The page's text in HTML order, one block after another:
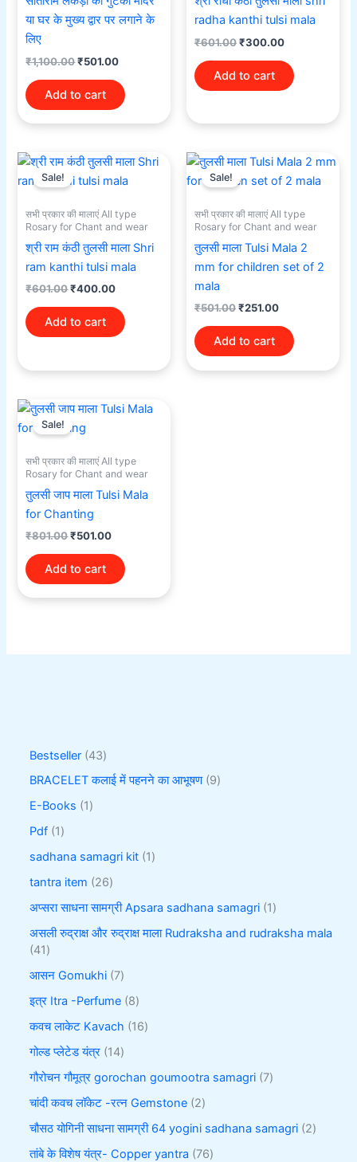
या घर के मुख्य द्वार पर लगाने के
लिए
₹1,100.00₹501.00
Add to cart
radha kanthi tulsi mala
₹601.00₹300.00
Add to cart
Sale!
सभी प्रकार की मालाएं All type
Rosary for Chant and wear
श्री राम कंठी तुलसी माला Shri
ram kanthi tulsi mala
₹601.00
Original
price
was:
₹400.00
Current
is:
Add to cart
Sale!
सभी प्रकार की मालाएं All type
Rosary for Chant and wear
तुलसी माला Tulsi Mala 2
mm for children set of 2
mala
₹501.00
Original
was:
₹251.00
Current
is:
Add to cart
Sale!
सभी प्रकार की मालाएं All type
Rosary for Chant and wear
तुलसी जाप माला Tulsi Mala
for Chanting
₹801.00
Original
was:
₹501.00
Current
Add to cart
Bestseller 43
BRACELET कलाई में पहनने का आभूषण 9
E-Books 1
Pdf 1
sadhana samagri kit 1
tantra item 26
अप्सरा साधना सामग्री Apsara sadhana samagri 1
असली रुद्राक्ष और रुद्राक्ष माला Rudraksha and rudraksha mala
41
आसन Gomukhi 7
इत्र Itra -Perfume 8
कवच लाकेट Kavach 16
गोल्ड प्लेटेड यंत्र 14
गौरोचन गौमूत्र gorochan goumootra samagri 7
चांदी कवच लॉकेट -रत्न Gemstone 2
चौसठ योगिनी साधना सामग्री 64 yogini sadhana samagri 2
तांबे के विशेष यंत्र- Copper yantra 76